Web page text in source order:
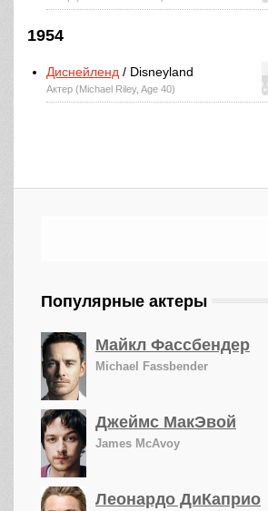
1954
Диснейленд / Disneyland
Актер (Michael Riley, Age 40)
Популярные актеры
Майкл Фассбендер
Michael Fassbender
Джеймс МакЭвой
James McAvoy
Леонардо ДиКаприо